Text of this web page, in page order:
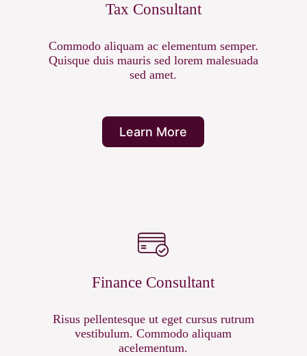
Tax Consultant
Commodo aliquam ac elementum semper.
Quisque duis mauris sed lorem malesuada
sed amet.
Learn More
Finance Consultant
Risus pellentesque ut eget cursus rutrum
vestibulum. Commodo aliquam
acelementum.